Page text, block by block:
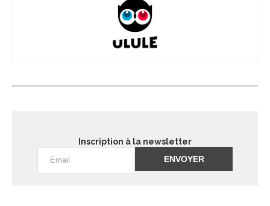
Inscription à la newsletter